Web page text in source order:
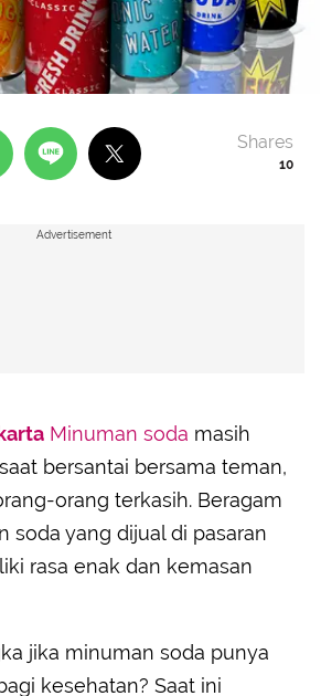
10
Shares
Advertisement
Minuman soda masih
bersantai bersama teman,
orang terkasih. Beragam
soda yang dijual di pasaran
rasa enak dan kemasan
jika minuman soda punya
kesehatan? Saat ini